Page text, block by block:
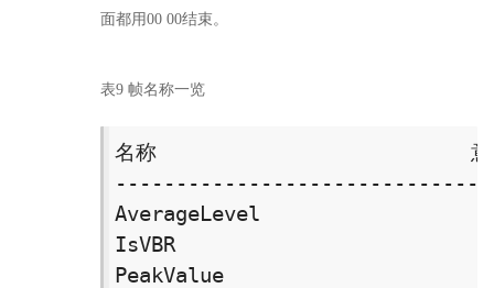
面都用00 00结束。
表9 帧名称一览
名称　　　　　　　　　　　　　　　
AverageLevel　　　　　　　　　　
IsVBR　　　　　　　　　　　　　　
PeakValue　　　　　　　　　　　